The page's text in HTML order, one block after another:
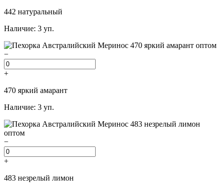
442 натуральный
Наличие: 3 уп.
−
+
470 яркий амарант
Наличие: 3 уп.
−
+
483 незрелый лимон